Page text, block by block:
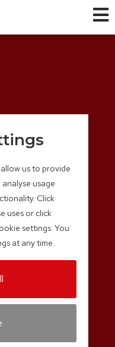
us to provide
usage
Click
uses or click
settings. You
at any time.